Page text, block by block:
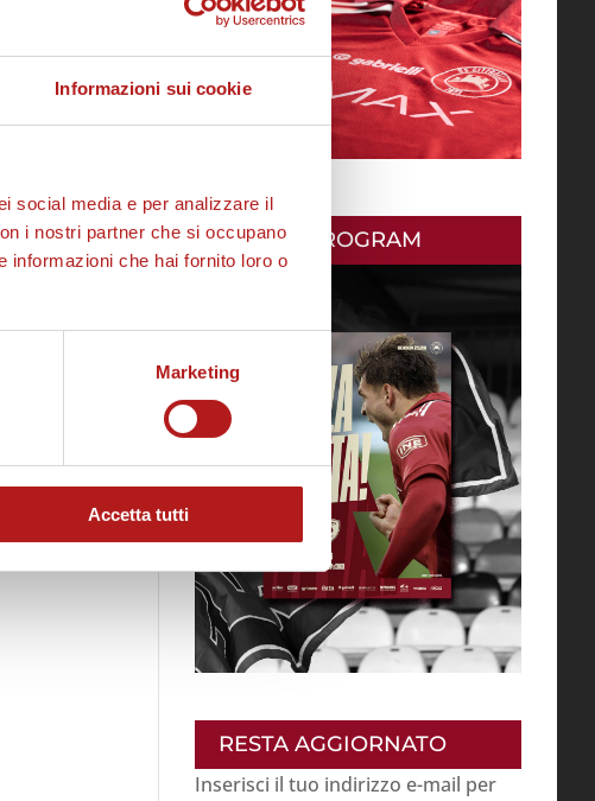
Informazioni sui cookie
social media e per analizzare il
i nostri partner che si occupano
informazioni che hai fornito loro o
Marketing
Accetta tutti
MATCH PROGRAM
RESTA AGGIORNATO
Inserisci il tuo indirizzo e-mail per